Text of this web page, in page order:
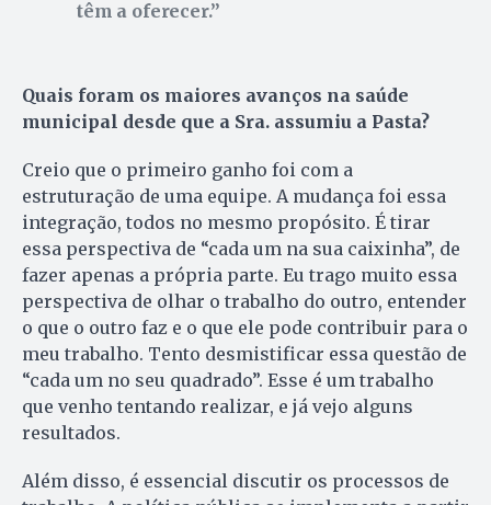
têm a oferecer.
Quais foram os maiores avanços na saúde
municipal desde que a Sra. assumiu a Pasta?
Creio que o primeiro ganho foi com a
estruturação de uma equipe. A mudança foi essa
integração, todos no mesmo propósito. É tirar
essa perspectiva de “cada um na sua caixinha”, de
fazer apenas a própria parte. Eu trago muito essa
perspectiva de olhar o trabalho do outro, entender
o que o outro faz e o que ele pode contribuir para o
meu trabalho. Tento desmistificar essa questão de
“cada um no seu quadrado”. Esse é um trabalho
que venho tentando realizar, e já vejo alguns
resultados.
Além disso, é essencial discutir os processos de